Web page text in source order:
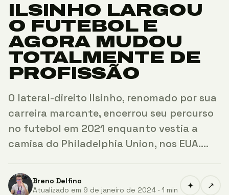
ILSINHO LARGOU
O FUTEBOL E
AGORA MUDOU
TOTALMENTE DE
PROFISSÃO
O lateral-direito Ilsinho, renomado por sua
carreira marcante, encerrou seu percurso
no futebol em 2021 enquanto vestia a
camisa do Philadelphia Union, nos EUA.…
Breno Delfino
Atualizado em 9 de janeiro de 2024 · 1 min
✦ ↗